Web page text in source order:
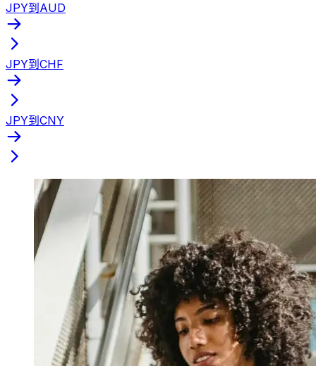
JPY到AUD
JPY到CHF
JPY到CNY